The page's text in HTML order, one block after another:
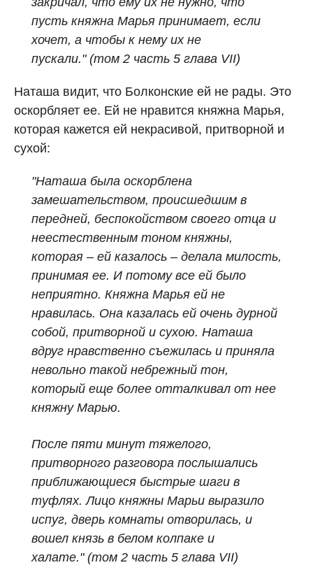
пусть княжна Марья принимает, если
хочет, а чтобы к нему их не
пускали." (том 2 часть 5 глава VII)
Наташа видит, что Болконские ей не рады. Это
оскорбляет ее. Ей не нравится княжна Марья,
которая кажется ей некрасивой, притворной и
сухой:
"Наташа была оскорблена
замешательством, происшедшим в
передней, беспокойством своего отца и
неестественным тоном княжны,
которая – ей казалось – делала милость,
принимая ее. И потому все ей было
неприятно. Княжна Марья ей не
нравилась. Она казалась ей очень дурной
собой, притворной и сухою. Наташа
вдруг нравственно съежилась и приняла
невольно такой небрежный тон,
который еще более отталкивал от нее
княжну Марью.
После пяти минут тяжелого,
притворного разговора послышались
приближающиеся быстрые шаги в
туфлях. Лицо княжны Марьи выразило
испуг, дверь комнаты отворилась, и
вошел князь в белом колпаке и
халате." (том 2 часть 5 глава VII)